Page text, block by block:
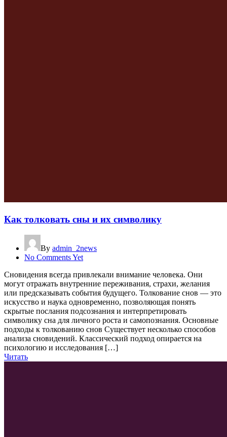
Как толковать сны и их символику
By admin_2news
No Comments Yet
Сновидения всегда привлекали внимание человека. Они
могут отражать внутренние переживания, страхи, желания
или предсказывать события будущего. Толкование снов — это
искусство и наука одновременно, позволяющая понять
скрытые послания подсознания и интерпретировать
символику сна для личного роста и самопознания. Основные
подходы к толкованию снов Существует несколько способов
анализа сновидений. Классический подход опирается на
психологию и исследования […]
Читать